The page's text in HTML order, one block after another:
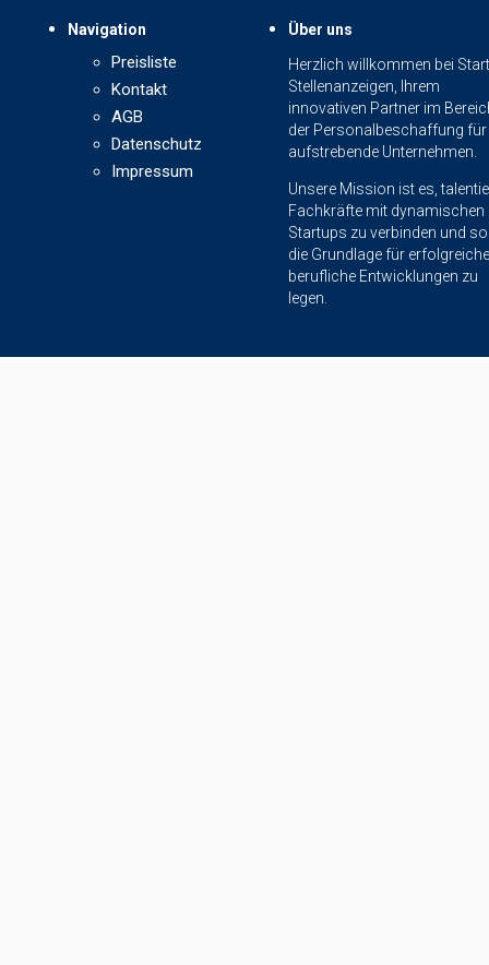
Navigation
Preisliste
Kontakt
AGB
Datenschutz
Impressum
Über uns
Herzlich willkommen bei
Stellenanzeigen, Ihrem
innovativen Partner im
der Personalbeschaffung für
aufstrebende Unternehmen.
Unsere Mission ist es,
Fachkräfte mit dynamischen
Startups zu verbinden und so
die Grundlage für erfolgreiche
berufliche Entwicklungen zu
legen.